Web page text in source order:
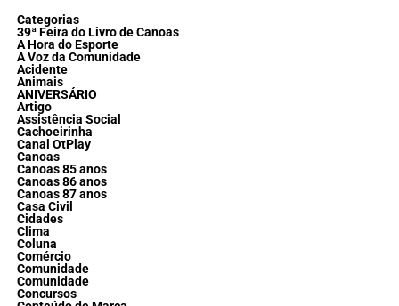
Categorias
39ª Feira do Livro de Canoas
A Hora do Esporte
A Voz da Comunidade
Acidente
Animais
ANIVERSÁRIO
Artigo
Assistência Social
Cachoeirinha
Canal OtPlay
Canoas
Canoas 85 anos
Canoas 86 anos
Canoas 87 anos
Casa Civil
Cidades
Clima
Coluna
Comércio
Comunidade
Comunidade
Concursos